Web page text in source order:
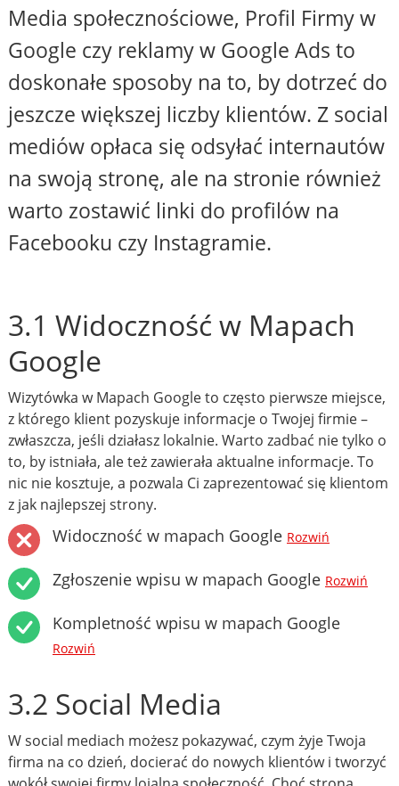
Media społecznościowe, Profil Firmy w
Google czy reklamy w Google Ads to
doskonałe sposoby na to, by dotrzeć do
jeszcze większej liczby klientów. Z social
mediów opłaca się odsyłać internautów
na swoją stronę, ale na stronie również
warto zostawić linki do profilów na
Facebooku czy Instagramie.
3.1 Widoczność w Mapach
Google
Wizytówka w Mapach Google to często pierwsze miejsce,
z którego klient pozyskuje informacje o Twojej firmie –
zwłaszcza, jeśli działasz lokalnie. Warto zadbać nie tylko o
to, by istniała, ale też zawierała aktualne informacje. To
nic nie kosztuje, a pozwala Ci zaprezentować się klientom
z jak najlepszej strony.
Widoczność w mapach Google Rozwiń
Zgłoszenie wpisu w mapach Google Rozwiń
Kompletność wpisu w mapach Google
Rozwiń
3.2 Social Media
W social mediach możesz pokazywać, czym żyje Twoja
firma na co dzień, docierać do nowych klientów i tworzyć